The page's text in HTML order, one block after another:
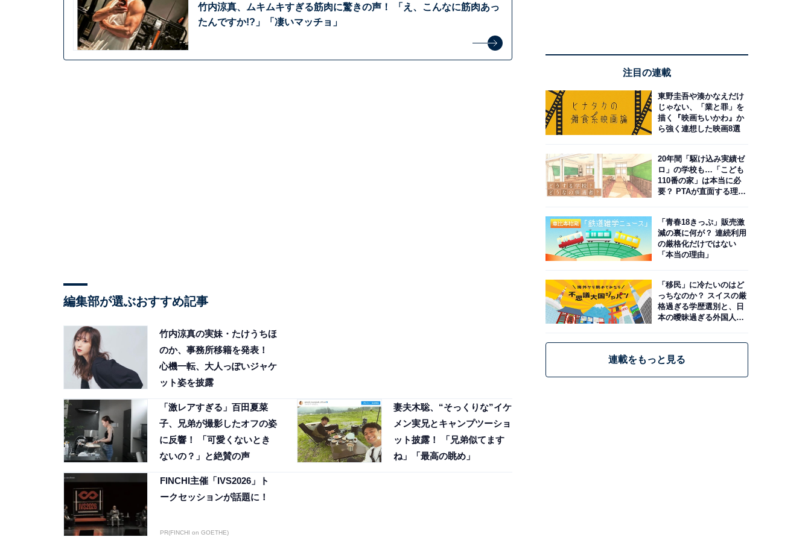
竹内涼真、ムキムキすぎる筋肉に驚きの声！ 「え、こんなに筋肉あっ
たんですか!?」「凄いマッチョ」
編集部が選ぶおすすめ記事
竹内涼真の実妹・たけうちほ
のか、事務所移籍を発表！
心機一転、大人っぽいジャケ
ット姿を披露
「激レアすぎる」百田夏菜
子、兄弟が撮影したオフの姿
に反響！ 「可愛くないとき
ないの？」と絶賛の声
妻夫木聡、“そっくりな”イケ
メン実兄とキャンプツーショ
ット披露！ 「兄弟似てます
ね」「最高の眺め」
FINCHI主催「IVS2026」ト
ークセッションが話題に！
PR(FINCHI on GOETHE)
注目の連載
東野圭吾や湊かなえだけ
じゃない、「業と罪」を
描く『映画ちいかわ』か
ら強く連想した映画8選
20年間「駆け込み実績ゼ
ロ」の学校も…「こども
110番の家」は本当に必
要？ PTAが直面する理想
「青春18きっぷ」販売激
減の裏に何が？ 連続利用
の厳格化だけではない
「本当の理由」
「移民」に冷たいのはど
っちなのか？ スイスの厳
格過ぎる学歴選別と、日
本の曖昧過ぎる外国人政
連載をもっと見る